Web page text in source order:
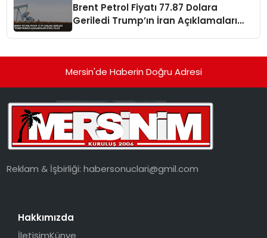
Brent Petrol Fiyatı 77.87 Dolara
Geriledi Trump’ın İran Açıklamaları
Mersin'de Haberin Doğru Adresi
Reklam & İşbirliği:habersonuclari@gmil.com
Hakkımızda
İletişimKünye